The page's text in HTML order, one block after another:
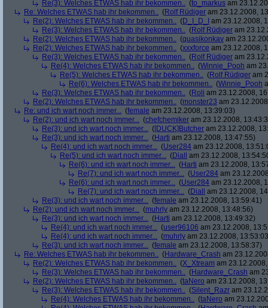
Re(3): Welches ETWAS hab ihr bekommen.. (to_markus am
Re: Welches ETWAS hab ihr bekommen.. (Rolf Rüdiger am 23.12.2008,
Re(2): Welches ETWAS hab ihr bekommen.. (D_I_D_I
am 23.12.2008,
Re(3): Welches ETWAS hab ihr bekommen.. (Rolf Rüdiger am
Re(2): Welches ETWAS hab ihr bekommen.. (quasikonkav am
Re(2): Welches ETWAS hab ihr bekommen.. (xxxforce am 23.12.2008,
Re(3): Welches ETWAS hab ihr bekommen.. (Rolf Rüdiger am
Re(4): Welches ETWAS hab ihr bekommen.. (Winnie_Pooh am
Re(5): Welches ETWAS hab ihr bekommen.. (Rolf Rüdiger am
Re(6): Welches ETWAS hab ihr bekommen.. (Winnie_Pooh
Re(3): Welches ETWAS hab ihr bekommen.. (Roli am 23.12.2008,
Re(2): Welches ETWAS hab ihr bekommen.. (monster23 am
Re: und ich wart noch immer... (female am 23.12.2008, 13:39:03)
Re(2): und ich wart noch immer... (chefchemiker am 23.12.2008,
Re(3): und ich wart noch immer... ([DUCK]Butcher am 23.12.2008,
Re(3): und ich wart noch immer... (Harti am 23.12.2008, 13:47:55)
Re(4): und ich wart noch immer... (User284 am 23.12.2008,
Re(5): und ich wart noch immer... (Diall
am 23.12.2008,
Re(6): und ich wart noch immer... (Harti am 23.12.2008,
Re(7): und ich wart noch immer... (User284 am
Re(6): und ich wart noch immer... (User284 am 23.12.2008,
Re(7): und ich wart noch immer... (Diall
am 23.12.2008,
Re(3): und ich wart noch immer... (female am 23.12.2008, 13:59:41)
Re(2): und ich wart noch immer... (muhrly am 23.12.2008, 13:48:56)
Re(3): und ich wart noch immer... (Harti am 23.12.2008, 13:49:32)
Re(4): und ich wart noch immer... (user96106 am 23.12.2008,
Re(4): und ich wart noch immer... (muhrly am 23.12.2008,
Re(3): und ich wart noch immer... (female am 23.12.2008, 13:58:37)
Re: Welches ETWAS hab ihr bekommen.. (Hardware_Crash am
Re(2): Welches ETWAS hab ihr bekommen.. (X_Xtream am
Re(3): Welches ETWAS hab ihr bekommen.. (Hardware_Crash am
Re(2): Welches ETWAS hab ihr bekommen.. (taNero am 23.12.2008,
Re(3): Welches ETWAS hab ihr bekommen.. (Silent_Razr am
Re(4): Welches ETWAS hab ihr bekommen.. (taNero am